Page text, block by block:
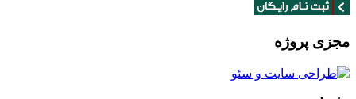
مجزی پروژه